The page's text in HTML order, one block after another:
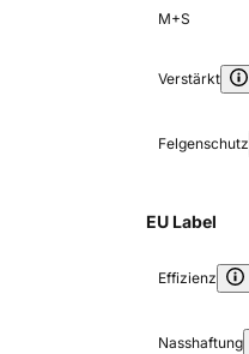
M+S
Verstärkt
Felgenschutz
EU Label
Effizienz
Nasshaftung